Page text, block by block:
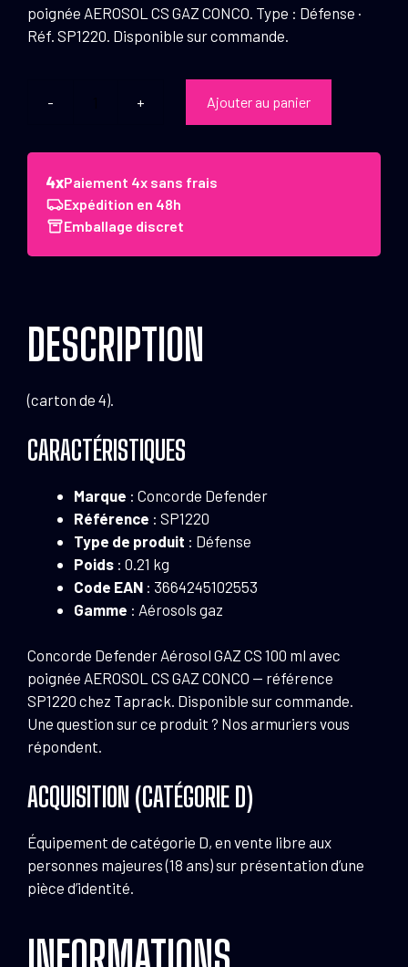
poignée AEROSOL CS GAZ CONCO. Type : Défense ·
Réf. SP1220. Disponible sur commande.
quantité
Concorde
Defender
Aérosol
GAZ
poignée
AEROSOL
Ajouter au panier
Paiement 4x sans frais
Expédition en 48h
Emballage discret
DESCRIPTION
(carton de 4).
CARACTÉRISTIQUES
Marque : Concorde Defender
Référence : SP1220
Type de produit : Défense
Poids : 0.21 kg
Code EAN : 3664245102553
Gamme : Aérosols gaz
Concorde Defender Aérosol GAZ CS 100 ml avec
poignée AEROSOL CS GAZ CONCO — référence
SP1220 chez Taprack. Disponible sur commande.
Une question sur ce produit ? Nos armuriers vous
répondent.
ACQUISITION (CATÉGORIE D)
Équipement de catégorie D, en vente libre aux
personnes majeures (18 ans) sur présentation d’une
pièce d’identité.
INFORMATIONS